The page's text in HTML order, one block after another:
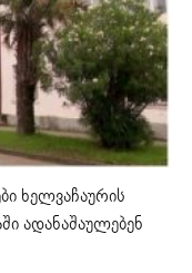
ხელვაჩაურის
ადანაშაულებენ